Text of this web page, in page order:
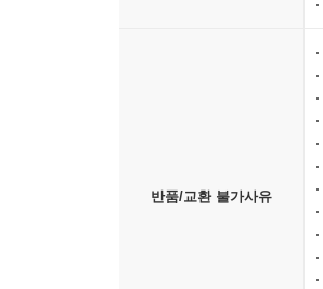
반품/교환 불가사유